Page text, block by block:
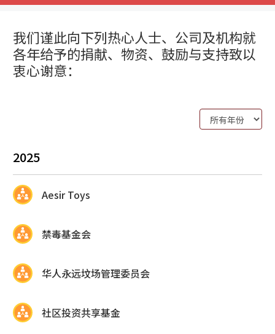
我们谨此向下列热心人士、公司及机构就
各年给予的捐献、物资、鼓励与支持致以
衷心谢意：
Year
2025
Aesir Toys
禁毒基金会
华人永远坟场管理委员会
社区投资共享基金